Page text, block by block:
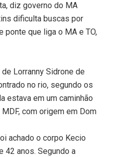
diz governo do MA
dificulta buscas por
ponte que liga o MA e TO,
Lorranny Sidrone de
no rio, segundo os
estava em um caminhão
com origem em Dom
achado o corpo Kecio
42 anos. Segundo a